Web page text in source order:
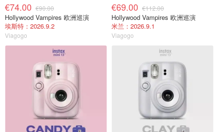
€74.00 €90.00
Hollywood Vampires 欧洲巡演
埃斯特：2026.9.2
Viagogo
€69.00 €112.00
Hollywood Vampires 欧洲巡演
米兰：2026.9.1
Viagogo